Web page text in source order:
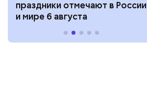
праздники отмечают в России
и мире 6 августа